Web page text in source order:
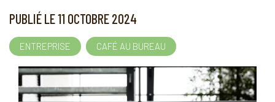
PUBLIÉ LE 11 OCTOBRE 2024
ENTREPRISE CAFÉ AU BUREAU